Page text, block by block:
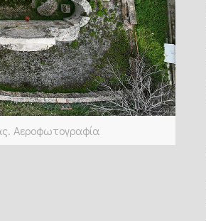
Αεροφωτογραφία